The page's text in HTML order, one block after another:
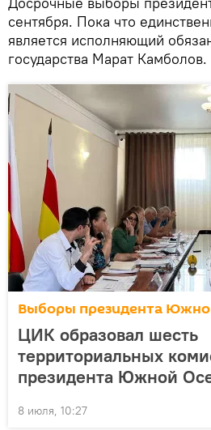
сентября. Пока что
является исполняющий
государства Марат Камболов.
Выборы президента
ЦИК образовал шесть
территориальных
президента Южной
8 июля, 10:27